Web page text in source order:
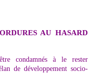
AU HASARD
condamnés à le rester
de développement socio-